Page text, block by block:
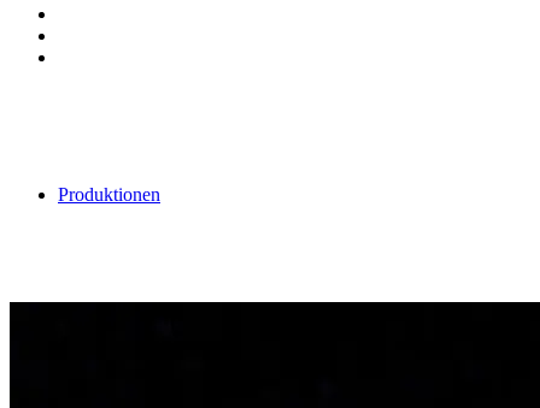
Produktionen